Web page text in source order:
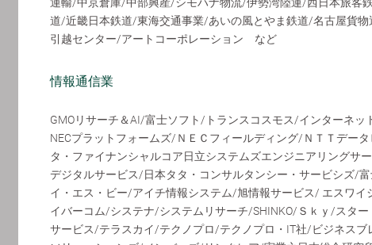
道/近畿日本鉄道/東海交通事業/あいの風とやま鉄道/名古屋貨
引越センター/アートコーポレーション など
情報通信業
GMOリサーチ＆AI/富士ソフト/トランスコスモス/インターネ
NECプラットフォームズ/ＮＥＣフィールディング/ＮＴＴデー
タ・ファイナンシャルコア日立システムズエンジニアリングサ
デジタルサービス/日本タタ・コンサルタンシー・サービシズ/
イ・エス・ビー/アイチ情報システム/旭情報サービス/ エスワ
イバーコム/システナ/システムリサーチ/SHINKO/Ｓｋｙ/スタ
サービス/テラスカイ/テクノプロ/テクノプロ・IT社/ビジネスブ